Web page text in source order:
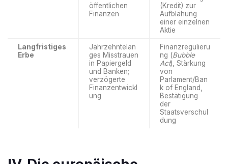
öffentlichen
Finanzen
(Kredit) zur
Aufblähung
einer einzelnen
Aktie
Langfristiges
Erbe
Jahrzehntelan
ges Misstrauen
in Papiergeld
und Banken;
verzögerte
Finanzentwickl
ung
Finanzregulieru
ng (Bubble
Act), Stärkung
von
Parlament/Ban
k of England,
Bestätigung
der
Staatsverschul
dung